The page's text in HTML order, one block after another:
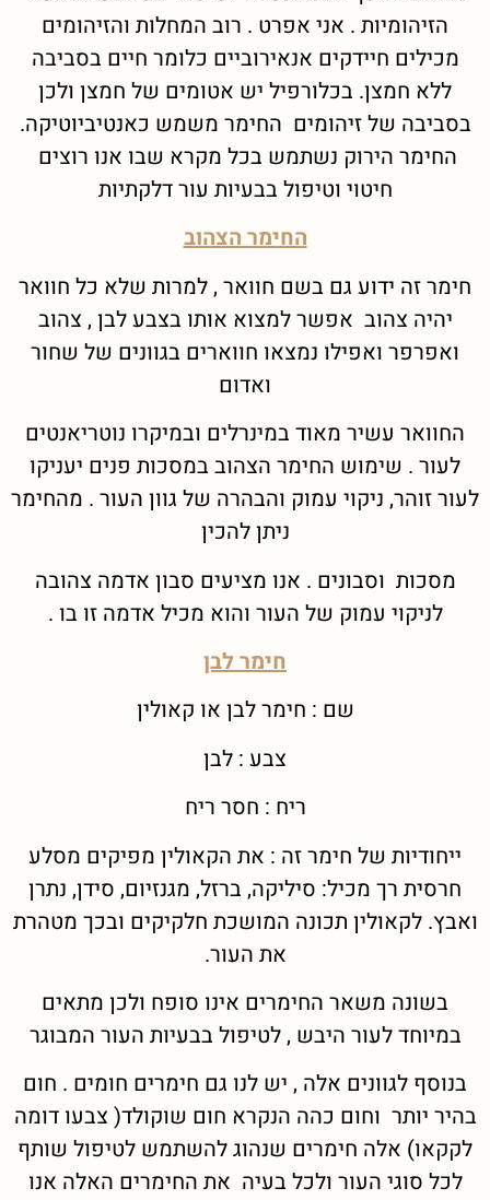
הזיהומיות . אני אפרט . רוב המחלות והזיהומים
מכילים חיידקים אנאירוביים כלומר חיים בסביבה
ללא חמצן. בכלורפיל יש אטומים של חמצן ולכן
בסביבה של זיהומים החימר משמש כאנטיביוטיקה.
החימר הירוק נשתמש בכל מקרא שבו אנו רוצים
חיטוי וטיפול בבעיות עור דלקתיות
החימר הצהוב
חימר זה ידוע גם בשם חוואר , למרות שלא כל חוואר
יהיה צהוב אפשר למצוא אותו בצבע לבן , צהוב
ואפרפר ואפילו נמצאו חווארים בגוונים של שחור
ואדום
החוואר עשיר מאוד במינרלים ובמיקרו נוטריאנטים
לעור . שימוש החימר הצהוב במסכות פנים יעניקו
לעור זוהר, ניקוי עמוק והבהרה של גוון העור . מהחימר
ניתן להכין
מסכות וסבונים . אנו מציעים סבון אדמה צהובה
לניקוי עמוק של העור והוא מכיל אדמה זו בו .
חימר לבן
שם : חימר לבן או קאולין
צבע : לבן
ריח : חסר ריח
ייחודיות של חימר זה : את הקאולין מפיקים מסלע
חרסית רך מכיל: סיליקה, ברזל, מגנזיום, סידן, נתרן
ואבץ. לקאולין תכונה המושכת חלקיקים ובכך מטהרת
את העור.
בשונה משאר החימרים אינו סופח ולכן מתאים
במיוחד לעור היבש , לטיפול בבעיות העור המבוגר
בנוסף לגוונים אלה , יש לנו גם חימרים חומים . חום
בהיר יותר וחום כהה הנקרא חום שוקולד( צבעו דומה
לקקאו) אלה חימרים שנהוג להשתמש לטיפול שותף
לכל סוגי העור ולכל בעיה את החימרים האלה אנו